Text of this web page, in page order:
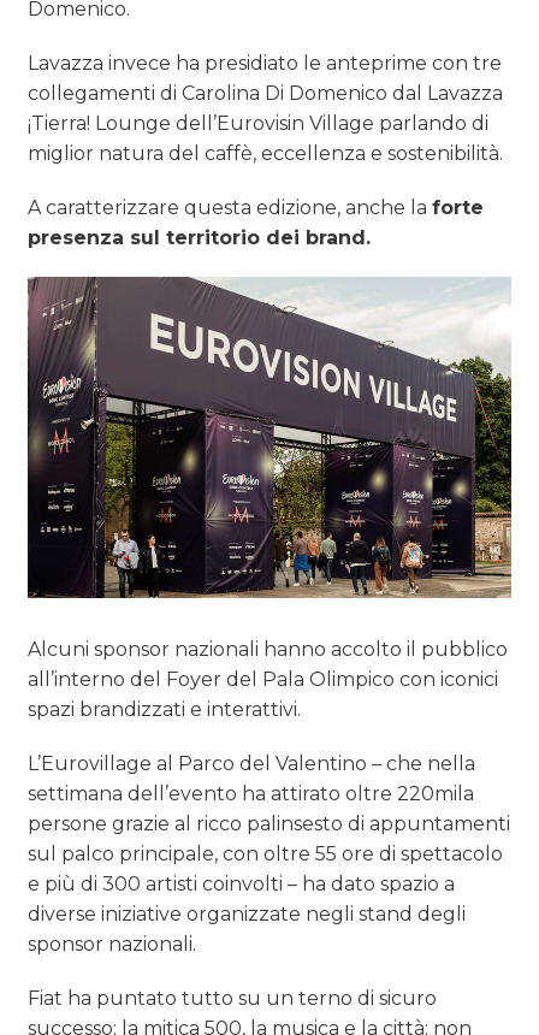
Domenico.
Lavazza invece ha presidiato le anteprime con tre
collegamenti di Carolina Di Domenico dal Lavazza
¡Tierra! Lounge dell’Eurovisin Village parlando di
miglior natura del caffè, eccellenza e sostenibilità.
A caratterizzare questa edizione, anche laforte
presenza sul territorio dei brand.
Alcuni sponsor nazionali hanno accolto il pubblico
all’interno del Foyer del Pala Olimpico con iconici
spazi brandizzati e interattivi.
L’Eurovillage al Parco del Valentino – che nella
settimana dell’evento ha attirato oltre 220mila
persone grazie al ricco palinsesto di appuntamenti
sul palco principale, con oltre 55 ore di spettacolo
e più di 300 artisti coinvolti – ha dato spazio a
diverse iniziative organizzate negli stand degli
sponsor nazionali.
Fiat ha puntato tutto su un terno di sicuro
successo: la mitica 500, la musica e la città: non